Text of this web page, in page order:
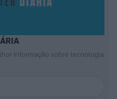
informação sobre tecnologia